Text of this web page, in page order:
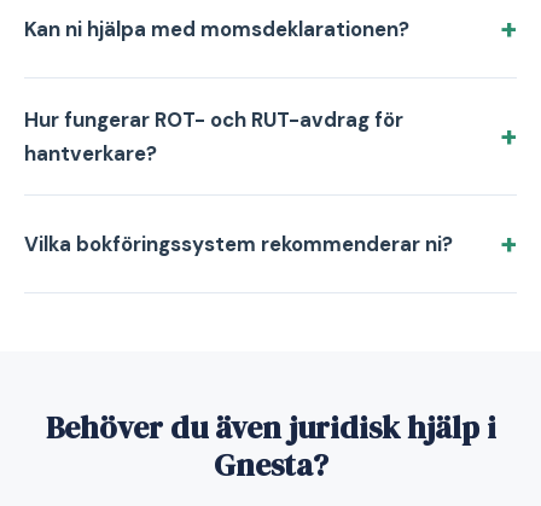
Kan ni hjälpa med momsdeklarationen?
Hur fungerar ROT- och RUT-avdrag för
hantverkare?
Vilka bokföringssystem rekommenderar ni?
Behöver du även juridisk hjälp i
Gnesta?